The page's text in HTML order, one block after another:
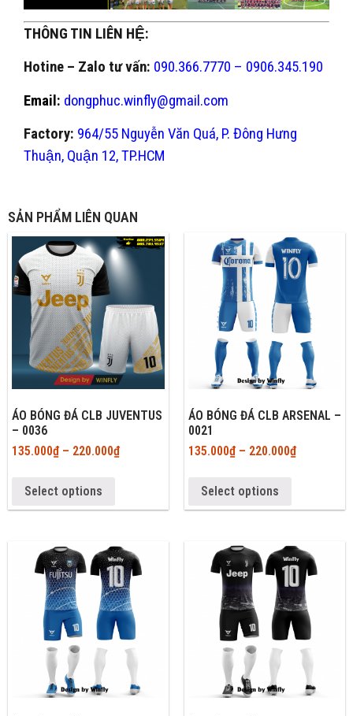
THÔNG TIN LIÊN HỆ:
Hotine – Zalo tư vấn: 090.366.7770 – 0906.345.190
Email: dongphuc.winfly@gmail.com
Factory: 964/55 Nguyễn Văn Quá, P. Đông Hưng
Thuận, Quận 12, TP.HCM
SẢN PHẨM LIÊN QUAN
ÁO BÓNG ĐÁ CLB JUVENTUS
– 0036
135.000₫– 220.000₫
Select options
ÁO BÓNG ĐÁ CLB ARSENAL –
0021
135.000₫– 220.000₫
Select options